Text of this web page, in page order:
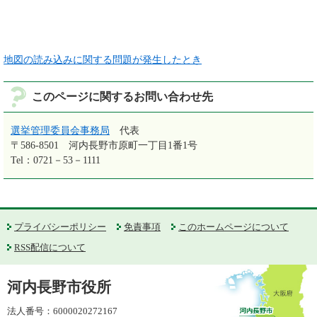
地図の読み込みに関する問題が発生したとき
このページに関するお問い合わせ先
選挙管理委員会事務局
代表
〒586-8501
河内長野市原町一丁目1番1号
Tel：0721－53－1111
プライバシーポリシー 免責事項
このホームページについて
RSS配信について
河内長野市役所
法人番号：6000020272167